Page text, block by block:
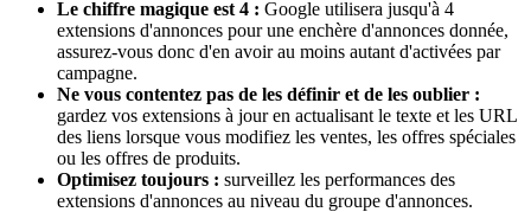
Le chiffre magique est 4 : Google utilisera jusqu'à 4
extensions d'annonces pour une enchère d'annonces donnée,
assurez-vous donc d'en avoir au moins autant d'activées par
campagne.
Ne vous contentez pas de les définir et de les oublier :
gardez vos extensions à jour en actualisant le texte et les URL
des liens lorsque vous modifiez les ventes, les offres spéciales
ou les offres de produits.
Optimisez toujours : surveillez les performances des
extensions d'annonces au niveau du groupe d'annonces.